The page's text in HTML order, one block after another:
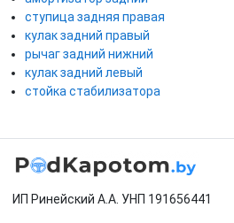
ступица задняя правая
кулак задний правый
рычаг задний нижний
кулак задний левый
стойка стабилизатора
ИП Ринейский А.А. УНП 191656441